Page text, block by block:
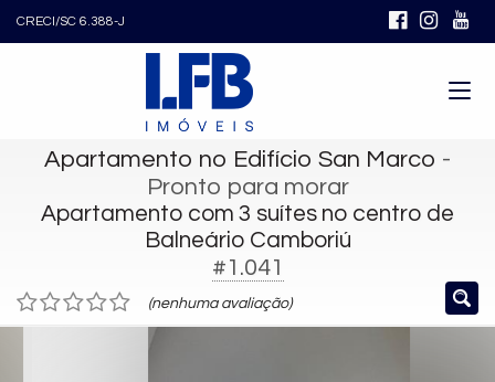
CRECI/SC 6.388-J
Apartamento no Edifício San Marco -
Pronto para morar
Apartamento com 3 suítes no centro de
Balneário Camboriú
#1.041
(nenhuma avaliação)